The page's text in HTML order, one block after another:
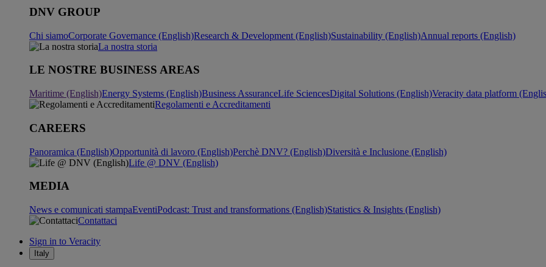
DNV GROUP
Chi siamoCorporate Governance (English)Research & Development (English)Sustainability (English)Annual reports (English)
La nostra storia
LE NOSTRE BUSINESS AREAS
Maritime (English)Energy Systems (English)Business AssuranceLife SciencesDigital Solutions (English)Veracity data platform
Regolamenti e Accreditamenti
CAREERS
Panoramica (English)Opportunità di lavoro (English)Perchè DNV? (English)Diversità e Inclusione (English)
Life @ DNV (English)
MEDIA
News e comunicati stampaEventiPodcast: Trust and transformations (English)Statistics & Insights (English)
Contattaci
Sign in to Veracity
Italy